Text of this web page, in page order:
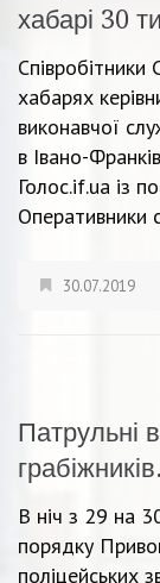
хабарі 30
хабарях
виконавчої
в Івано-
Голос.if.uа із
Оперативники
30.07.2019
Патрульні
грабіжників.
В ніч з 29 на
порядку
поліцейських